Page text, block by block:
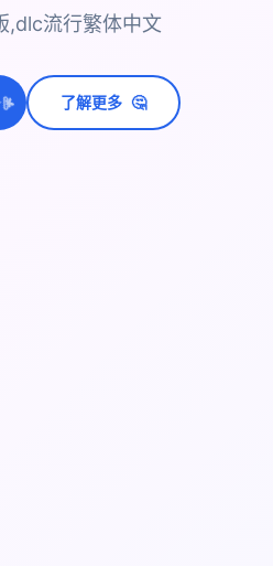
,dlc流行繁体中文
了解更多 🤔